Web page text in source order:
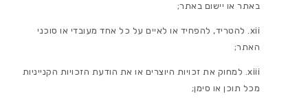
באתר או יישום באתר;
להטריד, להפחיד או לאיים על כל אחד מעובדי או סוכני
האתר;
למחוק את זכויות היוצרים או את הודעת הזכויות הקנייניות
מכל תוכן או סימן;